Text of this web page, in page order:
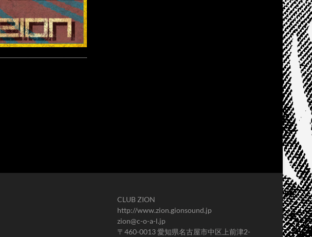
CLUB ZION
http://www.zion.gionsound.jp
zion@c-o-a-l.jp
〒460-0013 愛知県名古屋市中区上前津2-